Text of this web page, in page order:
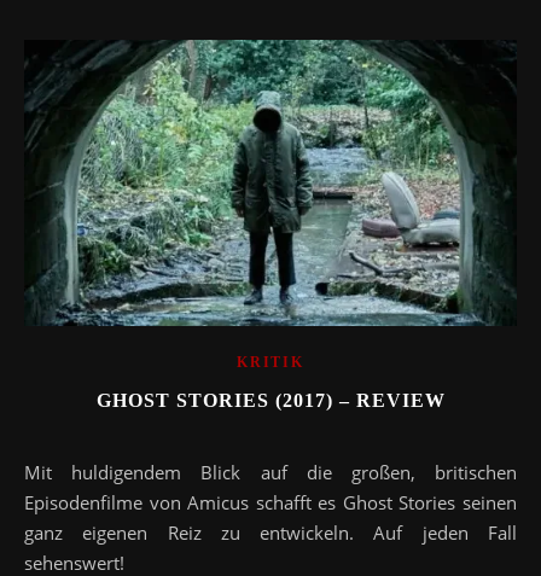
KRITIK
GHOST STORIES (2017) – REVIEW
Mit huldigendem Blick auf die großen, britischen
Episodenfilme von Amicus schafft es Ghost Stories seinen
ganz eigenen Reiz zu entwickeln. Auf jeden Fall
sehenswert!